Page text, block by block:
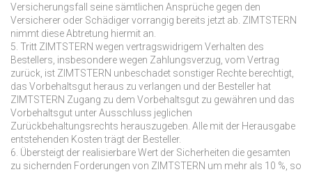
Versicherungsfall seine sämtlichen Ansprüche gegen den
Versicherer oder Schädiger vorrangig bereits jetzt ab. ZIMTSTERN
nimmt diese Abtretung hiermit an.
5. Tritt ZIMTSTERN wegen vertragswidrigem Verhalten des
Bestellers, insbesondere wegen Zahlungsverzug, vom Vertrag
zurück, ist ZIMTSTERN unbeschadet sonstiger Rechte berechtigt,
das Vorbehaltsgut heraus zu verlangen und der Besteller hat
ZIMTSTERN Zugang zu dem Vorbehaltsgut zu gewähren und das
Vorbehaltsgut unter Ausschluss jeglichen
Zurückbehaltungsrechts herauszugeben. Alle mit der Herausgabe
entstehenden Kosten trägt der Besteller.
6. Übersteigt der realisierbare Wert der Sicherheiten die gesamten
zu sichernden Forderungen von ZIMTSTERN um mehr als 10 %, so